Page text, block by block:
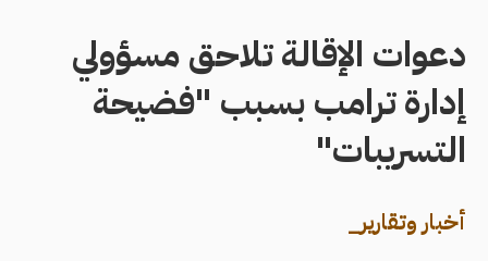
دعوات الإقالة تلاحق مسؤولي
إدارة ترامب بسبب "فضيحة
التسريبات"
أخبار وتقارير_